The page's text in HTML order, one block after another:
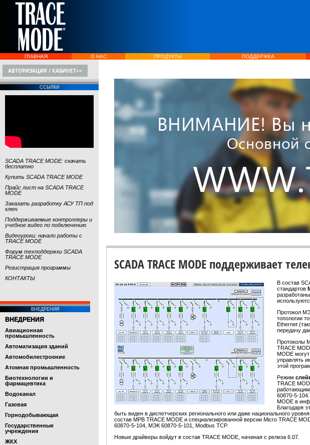
ГЛАВНАЯ О НАС ПРОДУКТЫ ПОДДЕРЖКА
АВТОРИЗАЦИЯ / КАБИНЕТ>>
ССЫЛКИ
SCADA TRACE MODE: скачать
бесплатно
Купить SCADA TRACE MODE
Прайс лист на SCADA TRACE
MODE
Заказать разработку АСУ ТП под
ключ
Поддерживаемые контроллеры и
учебное видео по подключению
Видеоуроки: начало работы с
TRACE MODE
Форум техподдержки SCADA
TRACE MODE
Регистрация программы
КОНТАКТЫ
ВНЕДРЕНИЯ
ВНЕДРЕНИЯ
Авиационная
промышленность
Автоматизация зданий
Автомобилестроение
Атомная промышленность
Биотехнологии и
фармацевтика
Водоканал
Газовая
Горнодобывающая
Государственные
учреждения
ЖКХ
SCADA TRACE MODE поддерживает
В состав
стандартов
Протокол
топологии
Ethernet
передачу
Протоколы
TRACE
MODE
управлять
этой
Режим
TRACE
работающим
60870-5-
MODE в
Благодаря
быть виден в диспетчерских регионального или даже национального
состав МРВ TRACE MODE и специализированной версии Micro TRACE
60870-5-104, МЭК 60870-5-101, Modbus TCP.
Новые драйверы войдут в состав TRACE MODE, начиная с релиза 6.07.